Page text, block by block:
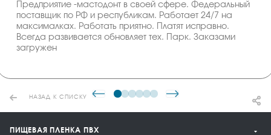
Предприятие -мастодонт в своей сфере. Федеральный
поставщик по РФ и республикам. Работает 24/7 на
максималках. Работать приятно. Платят исправно.
Всегда развивается обновляет тех. Парк. Заказами
загружен
НАЗАД К СПИСКУ
ПИЩЕВАЯ ПЛЕНКА ПВХ